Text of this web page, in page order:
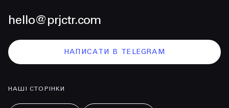
hello@prjctr.com
НАПИСАТИ В TELEGRAM
НАШІ СТОРІНКИ